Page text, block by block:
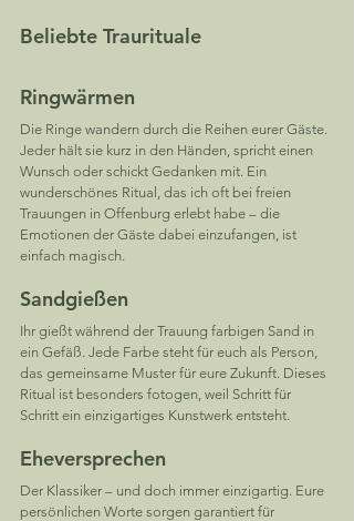
Beliebte Traurituale
Ringwärmen
Die Ringe wandern durch die Reihen eurer Gäste.
Jeder hält sie kurz in den Händen, spricht einen
Wunsch oder schickt Gedanken mit. Ein
wunderschönes Ritual, das ich oft bei freien
Trauungen in Offenburg erlebt habe – die
Emotionen der Gäste dabei einzufangen, ist
einfach magisch.
Sandgießen
Ihr gießt während der Trauung farbigen Sand in
ein Gefäß. Jede Farbe steht für euch als Person,
das gemeinsame Muster für eure Zukunft. Dieses
Ritual ist besonders fotogen, weil Schritt für
Schritt ein einzigartiges Kunstwerk entsteht.
Eheversprechen
Der Klassiker – und doch immer einzigartig. Eure
persönlichen Worte sorgen garantiert für